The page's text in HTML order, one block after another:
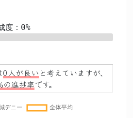
度：0%
0人が良い と考えていますが、
の進捗率です。